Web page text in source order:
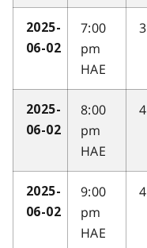
2025-
06-02
7:00
pm
HAE
3
2025-
06-02
8:00
pm
HAE
4
2025-
06-02
9:00
pm
HAE
4